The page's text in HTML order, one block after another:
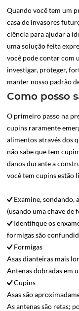
Quando você tem um
casa de invasores
ciência para ajudar a
uma solução feita
você pode contar com
investigar, proteger,
manter nosso padrão
Como posso
O primeiro passo na
cupins raramente
alimentos através dos
não sabe que tem
danos durante a
você tem cupins estão
Examine, sondando,
(usando uma chave de
Identifique os
formigas são
Formigas
Asas dianteiras mais
Antenas dobradas em
Cupins
Asas são
As antenas são retas;